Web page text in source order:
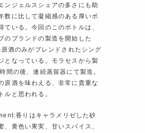
ンジェルスシェアの多さにも助
数に比して凝縮感のある厚いボ
ている。今回のこのボトルは、
のブランドの製造を開始した
酒のみがブレンドされたシング
となっている。モラセスから製
間の後、連続蒸留器にて製造。
原酒を味わえる、非常に貴重な
ルと思われる。
香りはキャラメリゼした砂
、黄色い果実、甘いスパイス、